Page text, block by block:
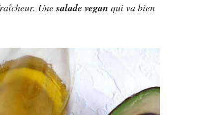
Unesalade vegan qui va bien